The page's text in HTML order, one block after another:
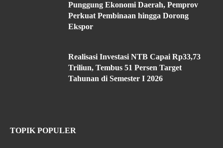
Punggung Ekonomi Daerah, Pemprov
Perkuat Pembinaan hingga Dorong
Ekspor
Realisasi Investasi NTB Capai Rp33,73
Triliun, Tembus 51 Persen Target
Tahunan di Semester I 2026
TOPIK POPULER